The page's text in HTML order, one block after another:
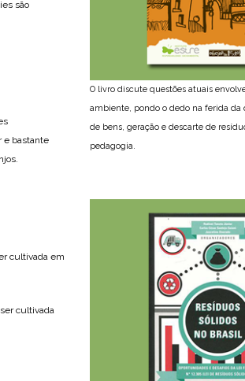
são
e bastante
cultivada em
cultivada
O livro discute questões atuais
ambiente, pondo o dedo na ferida da
de bens, geração e descarte de
pedagogia.